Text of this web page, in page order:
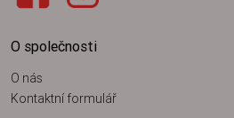
O společnosti
O nás
Kontaktní formulář